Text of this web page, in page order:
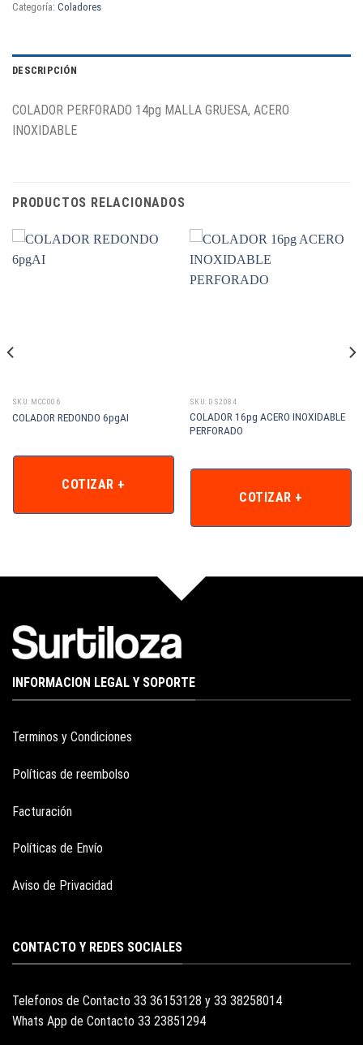
Categoría: Coladores
DESCRIPCIÓN
COLADOR PERFORADO 14pg MALLA GRUESA, ACERO
INOXIDABLE
PRODUCTOS RELACIONADOS
SKU: MCC006
COLADOR REDONDO 6pgAI
COTIZAR +
SKU: DS2084
COLADOR 16pg ACERO INOXIDABLE
PERFORADO
COTIZAR +
INFORMACION LEGAL Y SOPORTE
Terminos y Condiciones
Políticas de reembolso
Facturación
Políticas de Envío
Aviso de Privacidad
CONTACTO Y REDES SOCIALES
Telefonos de Contacto 33 36153128 y 33 38258014
Whats App de Contacto 33 23851294